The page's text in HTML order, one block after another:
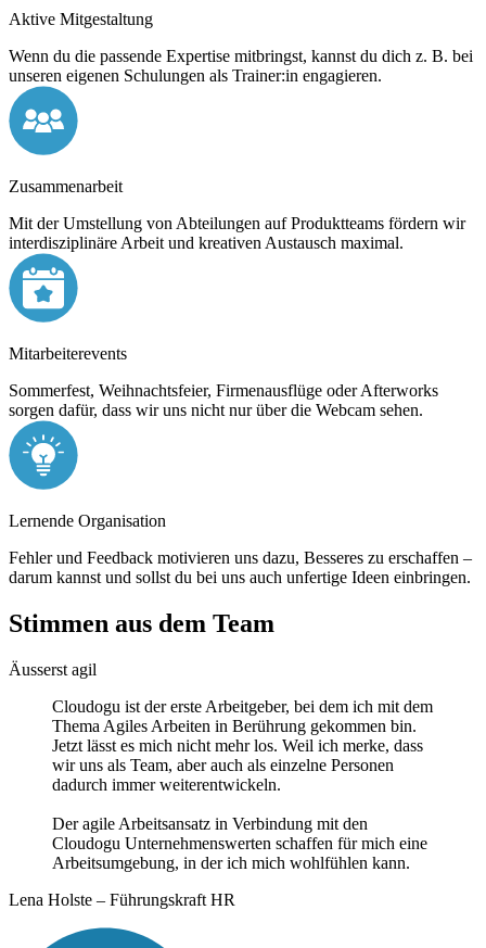
Aktive Mitgestaltung
Wenn du die passende Expertise mitbringst, kannst du dich z. B. bei
unseren eigenen Schulungen als Trainer:in engagieren.
Zusammenarbeit
Mit der Umstellung von Abteilungen auf Produktteams fördern wir
interdisziplinäre Arbeit und kreativen Austausch maximal.
Mitarbeiterevents
Sommerfest, Weihnachtsfeier, Firmenausflüge oder Afterworks
sorgen dafür, dass wir uns nicht nur über die Webcam sehen.
Lernende Organisation
Fehler und Feedback motivieren uns dazu, Besseres zu erschaffen –
darum kannst und sollst du bei uns auch unfertige Ideen einbringen.
Stimmen aus dem Team
Äusserst agil
Cloudogu ist der erste Arbeitgeber, bei dem ich mit dem
Thema Agiles Arbeiten in Berührung gekommen bin.
Jetzt lässt es mich nicht mehr los. Weil ich merke, dass
wir uns als Team, aber auch als einzelne Personen
dadurch immer weiterentwickeln.
Der agile Arbeitsansatz in Verbindung mit den
Cloudogu Unternehmenswerten schaffen für mich eine
Arbeitsumgebung, in der ich mich wohlfühlen kann.
Lena Holste – Führungskraft HR